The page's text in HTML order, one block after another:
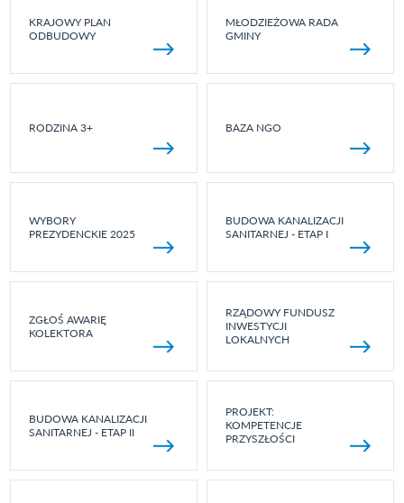
KRAJOWY PLAN
ODBUDOWY
MŁODZIEŻOWA RADA
GMINY
RODZINA 3+ BAZA NGO
WYBORY
PREZYDENCKIE 2025
BUDOWA KANALIZACJI
SANITARNEJ - ETAP I
ZGŁOŚ AWARIĘ
KOLEKTORA
RZĄDOWY FUNDUSZ
INWESTYCJI
LOKALNYCH
BUDOWA KANALIZACJI
SANITARNEJ - ETAP II
PROJEKT:
KOMPETENCJE
PRZYSZŁOŚCI